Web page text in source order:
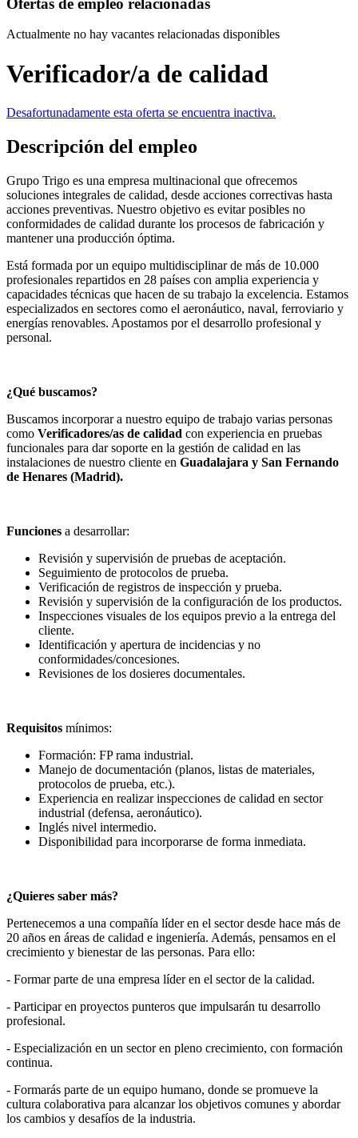
Actualmente no hay vacantes relacionadas disponibles
Verificador/a de calidad
Desafortunadamente esta oferta se encuentra inactiva.
Descripción del empleo
Grupo Trigo es una empresa multinacional que ofrecemos
soluciones integrales de calidad, desde acciones correctivas hasta
acciones preventivas. Nuestro objetivo es evitar posibles no
conformidades de calidad durante los procesos de fabricación y
mantener una producción óptima.
Está formada por un equipo multidisciplinar de más de 10.000
profesionales repartidos en 28 países con amplia experiencia y
capacidades técnicas que hacen de su trabajo la excelencia. Estamos
especializados en sectores como el aeronáutico, naval, ferroviario y
energías renovables. Apostamos por el desarrollo profesional y
personal.
¿Qué buscamos?
Buscamos incorporar a nuestro equipo de trabajo varias personas
como Verificadores/as de calidad con experiencia en pruebas
funcionales para dar soporte en la gestión de calidad en las
instalaciones de nuestro cliente en Guadalajara y San Fernando
de Henares (Madrid).
Funciones a desarrollar:
Revisión y supervisión de pruebas de aceptación.
Seguimiento de protocolos de prueba.
Verificación de registros de inspección y prueba.
Revisión y supervisión de la configuración de los productos.
Inspecciones visuales de los equipos previo a la entrega del
cliente.
Identificación y apertura de incidencias y no
conformidades/concesiones.
Revisiones de los dosieres documentales.
Requisitos mínimos:
Formación: FP rama industrial.
Manejo de documentación (planos, listas de materiales,
protocolos de prueba, etc.).
Experiencia en realizar inspecciones de calidad en sector
industrial (defensa, aeronáutico).
Inglés nivel intermedio.
Disponibilidad para incorporarse de forma inmediata.
¿Quieres saber más?
Pertenecemos a una compañía líder en el sector desde hace más de
20 años en áreas de calidad e ingeniería. Además, pensamos en el
crecimiento y bienestar de las personas. Para ello:
- Formar parte de una empresa líder en el sector de la calidad.
- Participar en proyectos punteros que impulsarán tu desarrollo
profesional.
- Especialización en un sector en pleno crecimiento, con formación
continua.
- Formarás parte de un equipo humano, donde se promueve la
cultura colaborativa para alcanzar los objetivos comunes y abordar
los cambios y desafíos de la industria.